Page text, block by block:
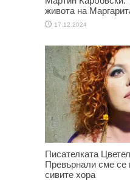
живота на
17.12.2024
Писателката
Превърнали сме се
сивите хора